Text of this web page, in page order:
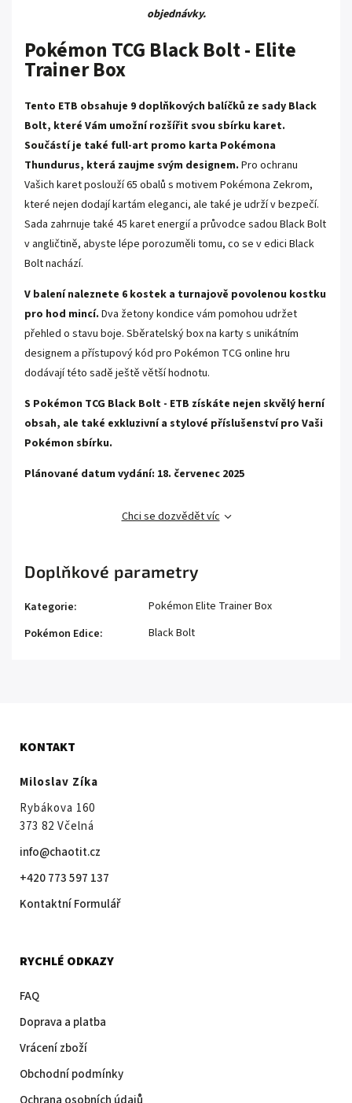
objednávky.
Pokémon TCG Black Bolt - Elite
Trainer Box
Tento ETB obsahuje 9 doplňkových balíčků ze sady Black
Bolt, které Vám umožní rozšířit svou sbírku karet.
Součástí je také full-art promo karta Pokémona
Thundurus, která zaujme svým designem. Pro ochranu
Vašich karet poslouží 65 obalů s motivem Pokémona Zekrom,
které nejen dodají kartám eleganci, ale také je udrží v bezpečí.
Sada zahrnuje také 45 karet energií a průvodce sadou Black Bolt
v angličtině, abyste lépe porozuměli tomu, co se v edici Black
Bolt nachází.
V balení naleznete 6 kostek a turnajově povolenou kostku
pro hod mincí. Dva žetony kondice vám pomohou udržet
přehled o stavu boje. Sběratelský box na karty s unikátním
designem a přístupový kód pro Pokémon TCG online hru
dodávají této sadě ještě větší hodnotu.
S Pokémon TCG Black Bolt - ETB získáte nejen skvělý herní
obsah, ale také exkluzivní a stylové příslušenství pro Vaši
Pokémon sbírku.
Plánované datum vydání: 18. červenec 2025
Chci se dozvědět víc
Doplňkové parametry
Kategorie:
Pokémon Elite Trainer Box
Pokémon Edice: Black Bolt
KONTAKT
Miloslav Zíka
Rybákova 160
373 82 Včelná
info@chaotit.cz
+420 773 597 137
Kontaktní Formulář
RYCHLÉ ODKAZY
FAQ
Doprava a platba
Vrácení zboží
Obchodní podmínky